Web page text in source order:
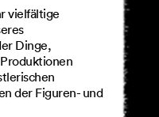
vielfältige
Dinge,
der Figuren- und